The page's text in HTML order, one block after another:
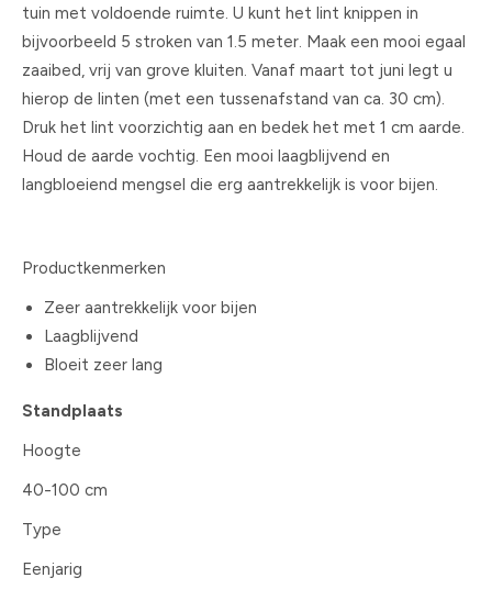
tuin met voldoende ruimte. U kunt het lint knippen in
bijvoorbeeld 5 stroken van 1.5 meter. Maak een mooi egaal
zaaibed, vrij van grove kluiten. Vanaf maart tot juni legt u
hierop de linten (met een tussenafstand van ca. 30 cm).
Druk het lint voorzichtig aan en bedek het met 1 cm aarde.
Houd de aarde vochtig. Een mooi laagblijvend en
langbloeiend mengsel die erg aantrekkelijk is voor bijen.
Productkenmerken
Zeer aantrekkelijk voor bijen
Laagblijvend
Bloeit zeer lang
Standplaats
Hoogte
40-100 cm
Type
Eenjarig